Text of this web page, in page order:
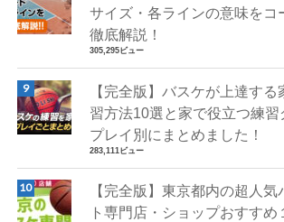
サイズ・各ラインの意味をコ
徹底解説！
305,295ビュー
【完全版】バスケが上達する
習方法10選と家で役立つ練習
プレイ別にまとめました！
283,111ビュー
【完全版】東京都内の超人気
ト専門店・ショップおすすめ